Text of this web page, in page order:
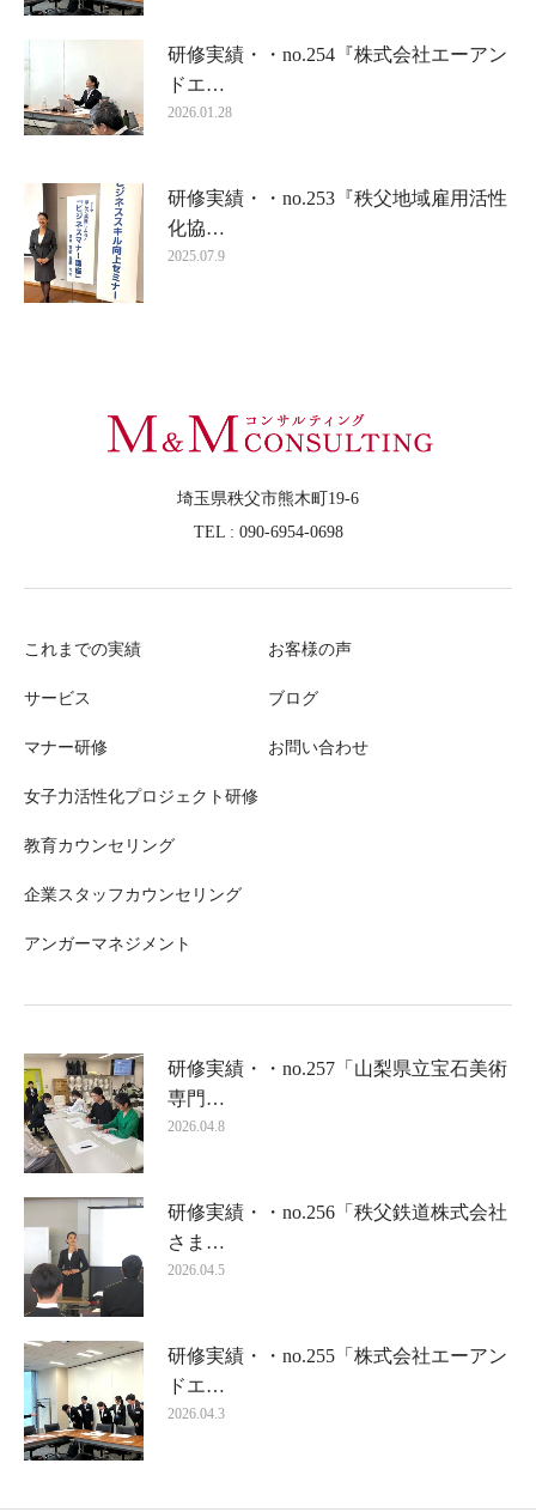
研修実績・・no.254『株式会社エーアン
ドエ…
2026.01.28
研修実績・・no.253『秩父地域雇用活性
化協…
2025.07.9
埼玉県秩父市熊木町19-6
TEL : 090-6954-0698
これまでの実績
サービス
マナー研修
女子力活性化プロジェクト研修
教育カウンセリング
企業スタッフカウンセリング
アンガーマネジメント
お客様の声
ブログ
お問い合わせ
研修実績・・no.257「山梨県立宝石美術
専門…
2026.04.8
研修実績・・no.256「秩父鉄道株式会社
さま…
2026.04.5
研修実績・・no.255「株式会社エーアン
ドエ…
2026.04.3